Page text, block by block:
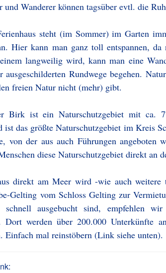
und Wanderer können tagsüber evtl. die
steht (im Sommer) im Garten
Hier kann man ganz toll entspannen,
langweilig wird, kann man eine
ausgeschilderten Rundwege begehen.
freien Natur nicht (mehr) gibt.
Birk ist ein Naturschutzgebiet mit ca.
ist das größte Naturschutzgebiet im Kreis
von der aus auch Führungen angeboten
diese Naturschutzgebiet direkt an
direkt am Meer wird -wie auch
Gelting vom Schloss Gelting zur
schnell ausgebucht sind, empfehlen
Dort werden über 200.000 Unterkünfte
Einfach mal reinstöbern (Link siehe unten).